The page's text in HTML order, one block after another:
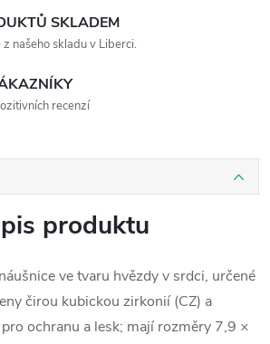
SKLADEM
našeho skladu v Liberci.
recenzí
produktu
ve tvaru hvězdy v srdci, určené
čirou kubickou zirkonií (CZ) a
ochranu a lesk; mají rozměry 7,9 ×